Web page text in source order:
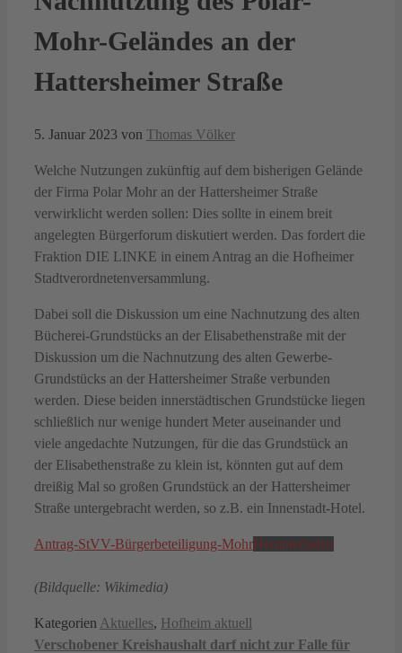
Mohr-Geländes an der
Hattersheimer Straße
5. Januar 2023 von Thomas Völker
Welche Nutzungen zukünftig auf dem bisherigen Gelände
der Firma Polar Mohr an der Hattersheimer Straße
verwirklicht werden sollen: Dies sollte in einem breit
angelegten Bürgerforum diskutiert werden. Das fordert die
Fraktion DIE LINKE in einem Antrag an die Hofheimer
Stadtverordnetenversammlung.
Dabei soll die Diskussion um eine Nachnutzung des alten
Bücherei-Grundstücks an der Elisabethenstraße mit der
Diskussion um die Nachnutzung des alten Gewerbe-
Grundstücks an der Hattersheimer Straße verbunden
werden. Diese beiden innerstädtischen Grundstücke liegen
schließlich nur wenige hundert Meter auseinander und
viele angedachte Nutzungen, für die das Grundstück an
der Elisabethenstraße zu klein ist, könnten gut auf dem
dreißig Mal so großen Grundstück an der Hattersheimer
Straße untergebracht werden, so z.B. ein Innenstadt-Hotel.
Antrag-StVV-Bürgerbeteiligung-MohrHerunterladen
(Bildquelle: Wikimedia)
Kategorien Aktuelles, Hofheim aktuell
Verschobener Kreishaushalt darf nicht zur Falle für